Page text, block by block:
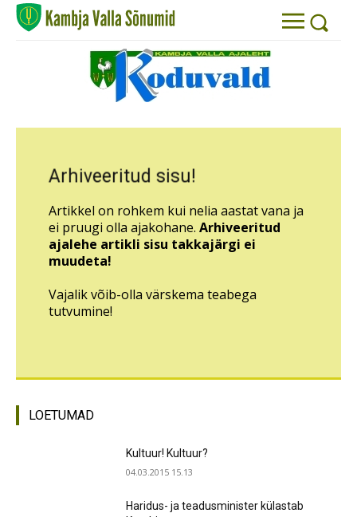
Arhiveeritud sisu!
Artikkel on rohkem kui nelia aastat vana ja
ei pruugi olla ajakohane. Arhiveeritud
ajalehe artikli sisu takkajärgi ei
muudeta!
Vajalik võib-olla värskema teabega
tutvumine!
LOETUMAD
Kultuur! Kultuur?
04.03.2015 15.13
Haridus- ja teadusminister külastab